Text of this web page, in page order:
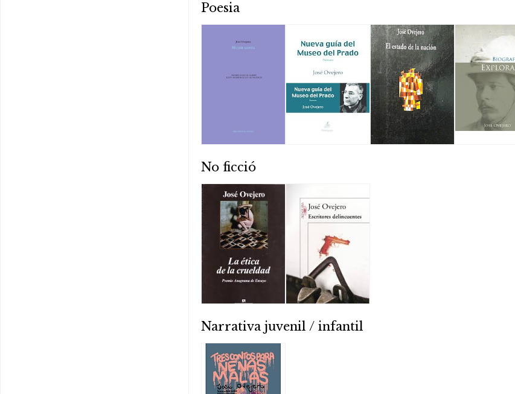
Poesia
No ficció
Narrativa juvenil / infantil